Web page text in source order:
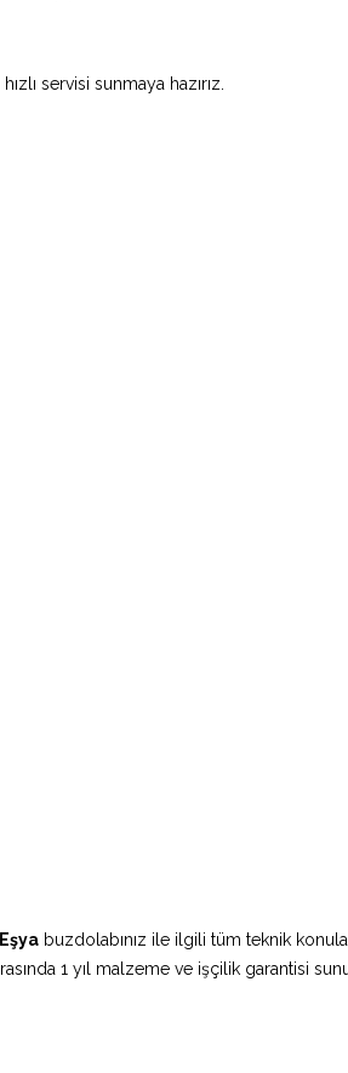
servisi sunmaya hazırız.
buzdolabınız ile ilgili tüm teknik
1 yıl malzeme ve işçilik garantisi